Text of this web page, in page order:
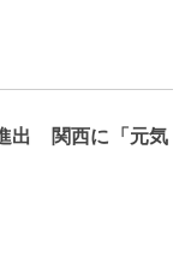
出 関西に「元気